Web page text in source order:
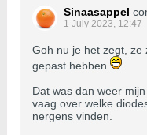
Sinaasappel
1 July 2023, 12:47
Goh nu je het zegt, ze
gepast hebben
Dat was dan weer
vaag over welke
nergens vinden.